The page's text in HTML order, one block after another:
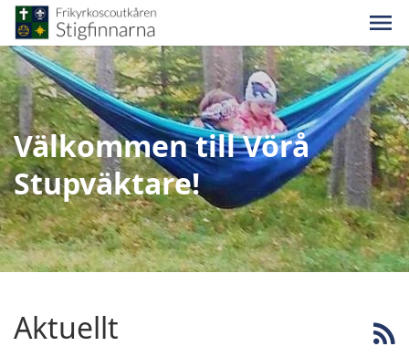
Välkommen till Vörå
Stupväktare!
Aktuellt